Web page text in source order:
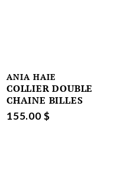
ANIA HAIE
COLLIER DOUBLE
CHAINE BILLES
155.00 $